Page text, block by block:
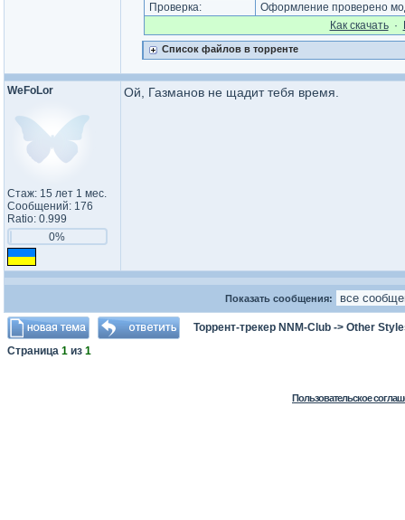
Проверка:
Оформление проверено
Как cкачать·
Список файлов в торренте
WeFoLor
Стаж: 15 лет 1 мес.
Сообщений: 176
Ratio: 0.999
0%
Ой, Газманов не щадит тебя время.
Показать сообщения:
Торрент-трекер NNM-Club -> Other
Страница 1 из 1
Пользовательское